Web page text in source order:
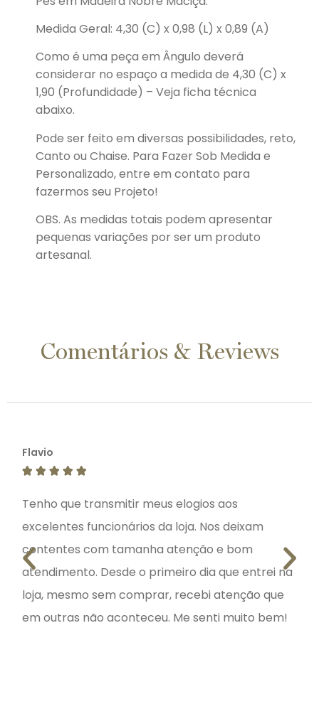
Medida Geral: 4,30 (C) x 0,98 (L) x 0,89 (A)
Como é uma peça em Ângulo deverá
considerar no espaço a medida de 4,30 (C) x
1,90 (Profundidade) – Veja ficha técnica
abaixo.
Pode ser feito em diversas possibilidades, reto,
Canto ou Chaise. Para Fazer Sob Medida e
Personalizado, entre em contato para
fazermos seu Projeto!
OBS. As medidas totais podem apresentar
pequenas variações por ser um produto
artesanal.
Comentários & Reviews
Flavio
    
Tenho que transmitir meus elogios aos
excelentes funcionários da loja. Nos deixam
contentes com tamanha atenção e bom
atendimento. Desde o primeiro dia que entrei na
loja, mesmo sem comprar, recebi atenção que
em outras não aconteceu. Me senti muito bem!